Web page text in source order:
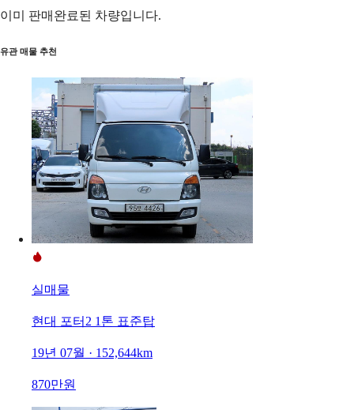
이미 판매완료된 차량입니다.
유관 매물 추천
실매물
현대 포터2 1톤 표준탑
19년 07월 · 152,644km
870만원